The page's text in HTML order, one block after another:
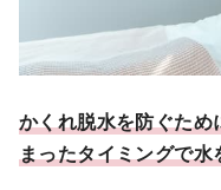
かくれ脱水を防ぐた
まったタイミングで水